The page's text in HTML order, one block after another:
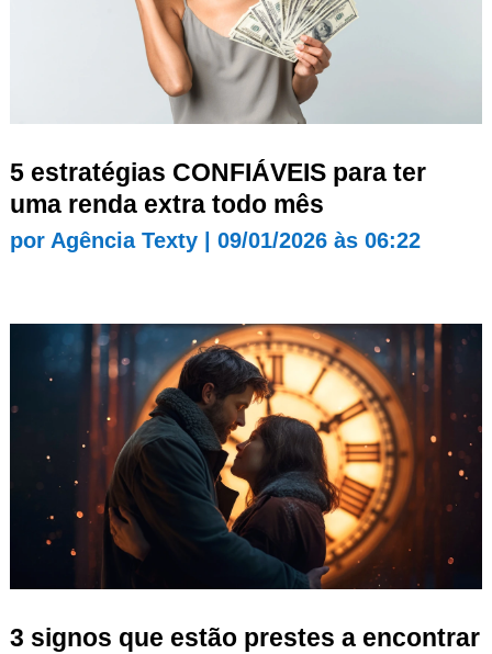
5 estratégias CONFIÁVEIS para ter
uma renda extra todo mês
por Agência Texty| 09/01/2026 às 06:22
3 signos que estão prestes a encontrar